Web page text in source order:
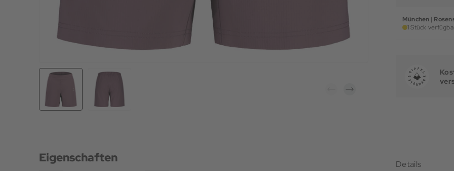
München |
1 Stück
Eigenschaften Details